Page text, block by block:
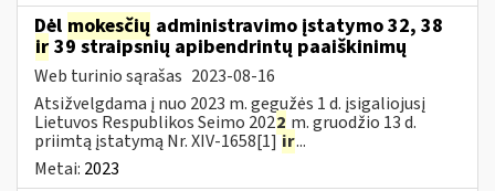
Dėl mokesčių administravimo įstatymo 32, 38
ir 39 straipsnių apibendrintų paaiškinimų
Web turinio sąrašas 2023-08-16
Atsižvelgdama į nuo 2023 m. gegužės 1 d. įsigaliojusį
Lietuvos Respublikos Seimo 2022 m. gruodžio 13 d.
priimtą įstatymą Nr. XIV-1658[1]ir...
Metai: 2023